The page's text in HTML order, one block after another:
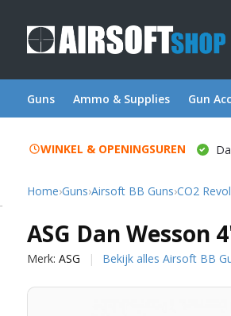
Guns Ammo & Supplies Gun
WINKEL & OPENINGSUREN
Home›Guns›Airsoft BB Guns›CO2
ASG Dan Wesson
Merk: ASG Bekijk alles Airsoft BB